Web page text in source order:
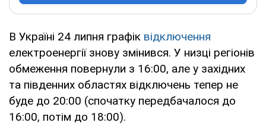
В Україні 24 липня графік відключення
електроенергії знову змінився. У низці регіонів
обмеження повернули з 16:00, але у західних
та південних областях відключень тепер не
буде до 20:00 (спочатку передбачалося до
16:00, потім до 18:00).